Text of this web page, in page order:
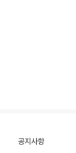
공지사항